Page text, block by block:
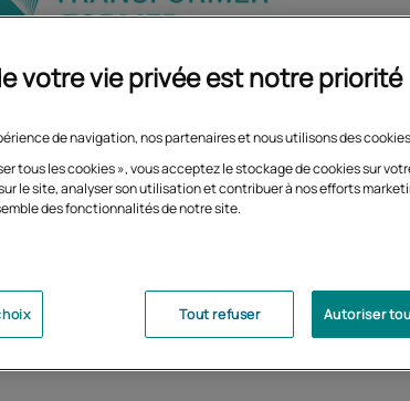
votre vie privée est notre priorité
de navigation, nos partenaires et nous utilisons des
tous les cookies », vous acceptez le stockage de cookies sur
le site, analyser son utilisation et contribuer à nos efforts
des fonctionnalités de notre site.
Tout refuser Autoriser